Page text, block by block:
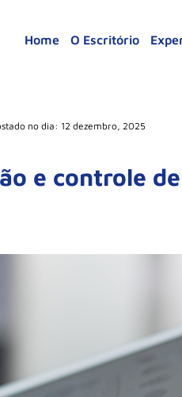
Home O Escritório
no dia: 12 dezembro, 2025
e controle